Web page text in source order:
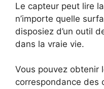
Le capteur peut lire
n’importe quelle
disposiez d’un outil
dans la vraie vie.
Vous pouvez obtenir
correspondance des